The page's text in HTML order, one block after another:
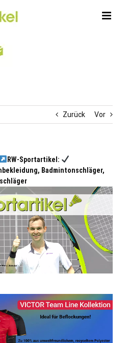
Zurück Vor
RW-Sportartikel:
Badmintonschläger,